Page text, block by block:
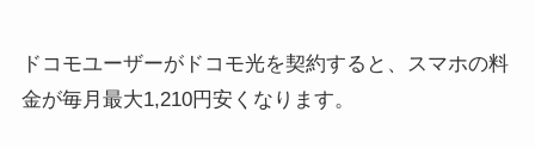
ドコモユーザーがドコモ光を契約すると、スマホの料
金が毎月最大1,210円安くなります。